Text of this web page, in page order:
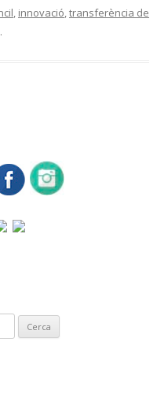
, innovació,transferència de
.